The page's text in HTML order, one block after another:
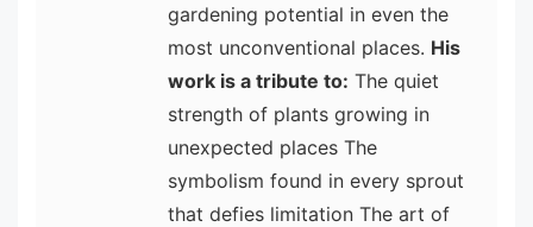
gardening potential in even the
most unconventional places. His
work is a tribute to: The quiet
strength of plants growing in
unexpected places The
symbolism found in every sprout
that defies limitation The art of